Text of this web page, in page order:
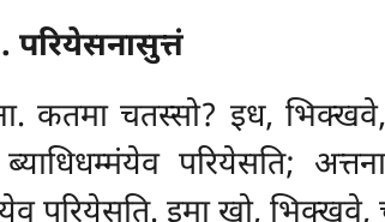
परियेसनासुत्तं
कतमा चतस्सो? इध,
परियेसति;